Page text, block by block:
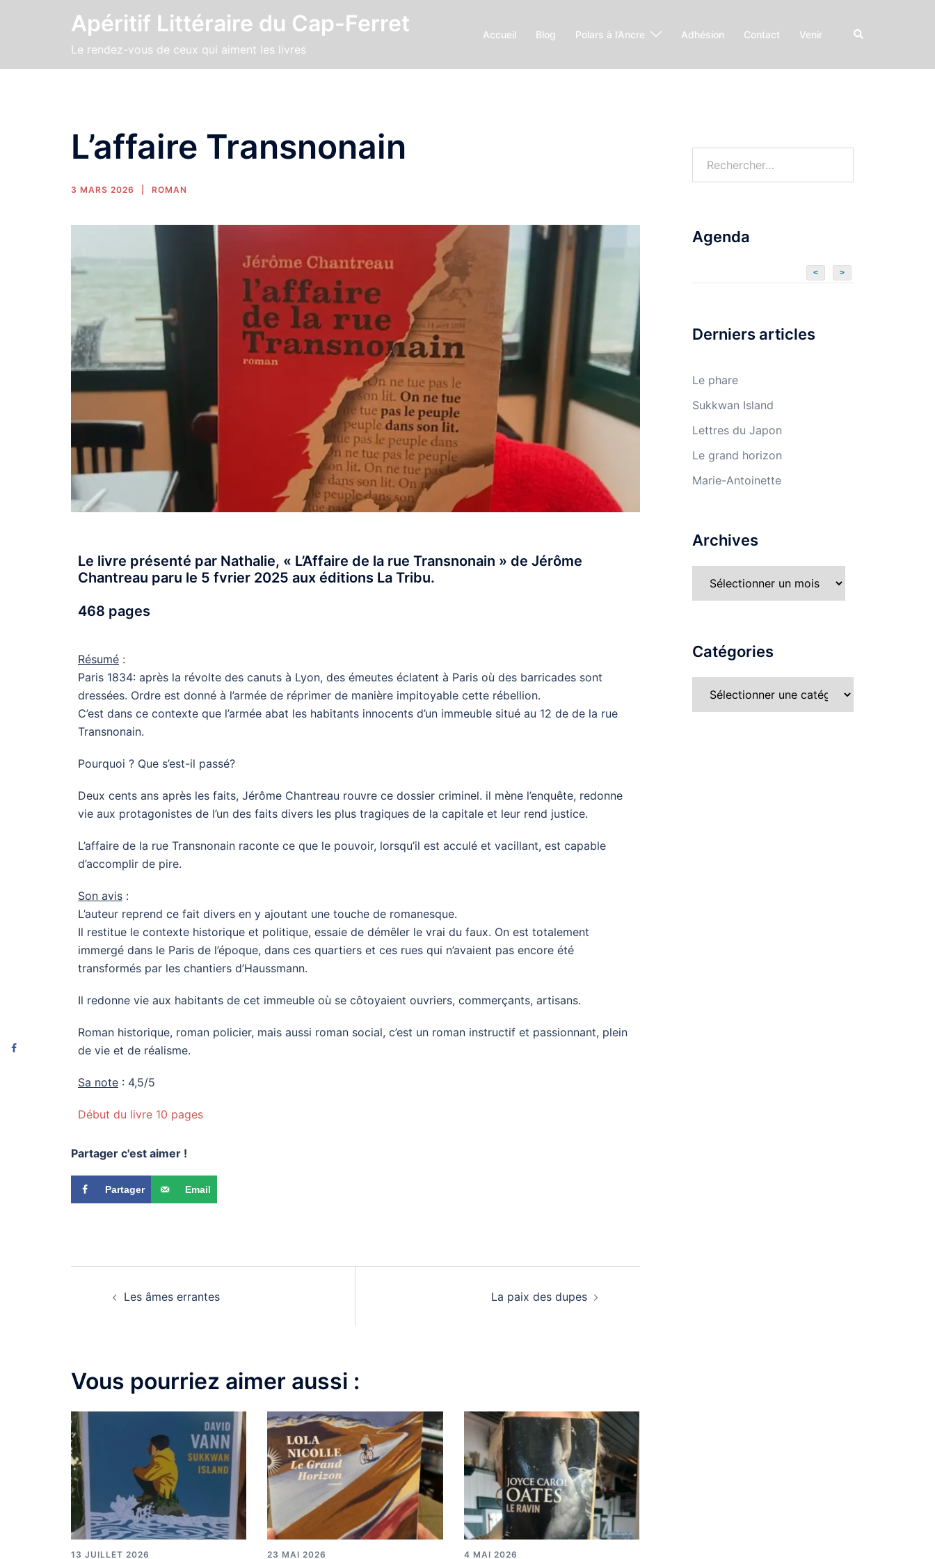
Apéritif Littéraire du Cap-Ferret
Le rendez-vous de ceux qui aiment les livres
Accueil Blog Polars à l’Ancre Adhésion Contact Venir
L’affaire Transnonain
3 MARS 2026 ROMAN
Le livre présenté par Nathalie, « L’Affaire de la rue Transnonain » de Jérôme
Chantreau paru le 5 fvrier 2025 aux éditions La Tribu.
468 pages
Résumé :
Paris 1834: après la révolte des canuts à Lyon, des émeutes éclatent à Paris où des barricades sont
dressées. Ordre est donné à l’armée de réprimer de manière impitoyable cette rébellion.
C’est dans ce contexte que l’armée abat les habitants innocents d’un immeuble situé au 12 de de la rue
Transnonain.
Pourquoi ? Que s’est-il passé?
Deux cents ans après les faits, Jérôme Chantreau rouvre ce dossier criminel. il mène l’enquête, redonne
vie aux protagonistes de l’un des faits divers les plus tragiques de la capitale et leur rend justice.
L’affaire de la rue Transnonain raconte ce que le pouvoir, lorsqu’il est acculé et vacillant, est capable
d’accomplir de pire.
Son avis :
L’auteur reprend ce fait divers en y ajoutant une touche de romanesque.
Il restitue le contexte historique et politique, essaie de démêler le vrai du faux. On est totalement
immergé dans le Paris de l’époque, dans ces quartiers et ces rues qui n’avaient pas encore été
transformés par les chantiers d’Haussmann.
Il redonne vie aux habitants de cet immeuble où se côtoyaient ouvriers, commerçants, artisans.
Roman historique, roman policier, mais aussi roman social, c’est un roman instructif et passionnant, plein
de vie et de réalisme.
Sa note : 4,5/5
Début du livre 10 pages
Partager c'est aimer !
Partager Email
Les âmes errantes La paix des dupes
Vous pourriez aimer aussi :
13 JUILLET 2026 23 MAI 2026 4 MAI 2026
Agenda
< >
Derniers articles
Le phare
Sukkwan Island
Lettres du Japon
Le grand horizon
Marie-Antoinette
Archives
Catégories